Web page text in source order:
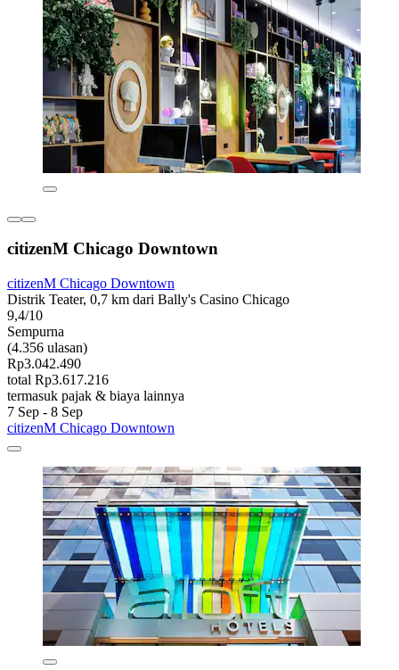
citizenM Chicago Downtown
citizenM Chicago Downtown
Distrik Teater, 0,7 km dari Bally's Casino Chicago
9,4/10
Sempurna
(4.356 ulasan)
Rp3.042.490
total Rp3.617.216
termasuk pajak & biaya lainnya
7 Sep - 8 Sep
citizenM Chicago Downtown